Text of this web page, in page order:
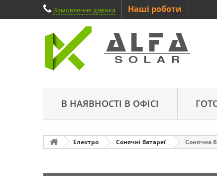
Замовлення дзвінка Наші роботи
В НАЯВНОСТІ В ОФІСІ
Електро Сонячні батареї Сонячна